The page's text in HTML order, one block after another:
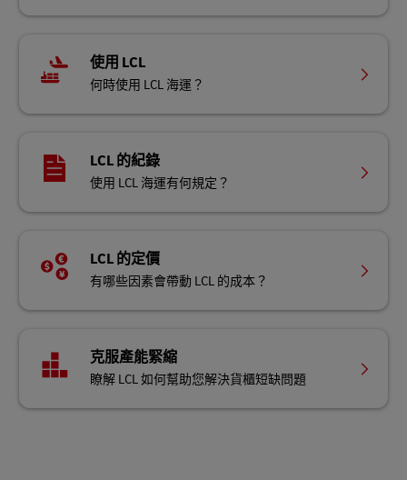
使用 LCL
何時使用 LCL 海運？
LCL 的紀錄
使用 LCL 海運有何規定？
LCL 的定價
有哪些因素會帶動 LCL 的成本？
克服產能緊縮
瞭解 LCL 如何幫助您解決貨櫃短缺問題